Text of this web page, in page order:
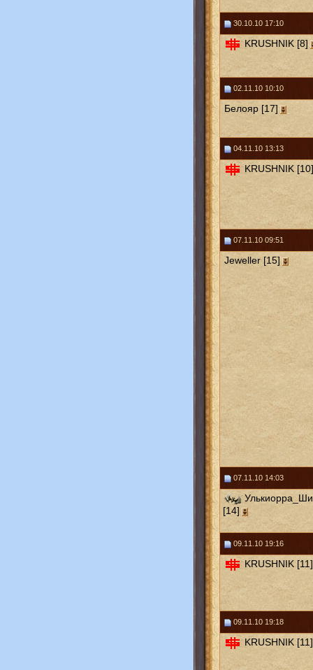
30.10.10 17:10
KRUSHNIK [8]
02.11.10 10:10
Белояр [17]
04.11.10 13:13
KRUSHNIK [10]
07.11.10 09:51
Jeweller [15]
07.11.10 14:03
[14]
09.11.10 19:16
KRUSHNIK [11]
09.11.10 19:18
KRUSHNIK [11]